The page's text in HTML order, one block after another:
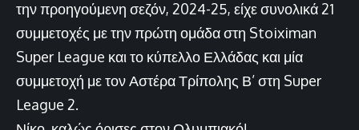
την προηγούμενη σεζόν, 2024-25, είχε συνολικά 21
συμμετοχές με την πρώτη ομάδα στη Stoiximan
Super League και το κύπελλο Ελλάδας και μία
συμμετοχή με τον Αστέρα Τρίπολης Β’ στη Super
League 2.